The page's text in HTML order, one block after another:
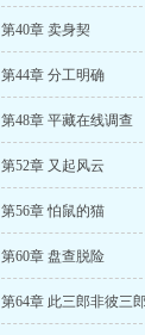
第40章 卖身契
第44章 分工明确
第48章 平藏在线调查
第52章 又起风云
第56章 怕鼠的猫
第60章 盘查脱险
第64章 此三郎非彼三